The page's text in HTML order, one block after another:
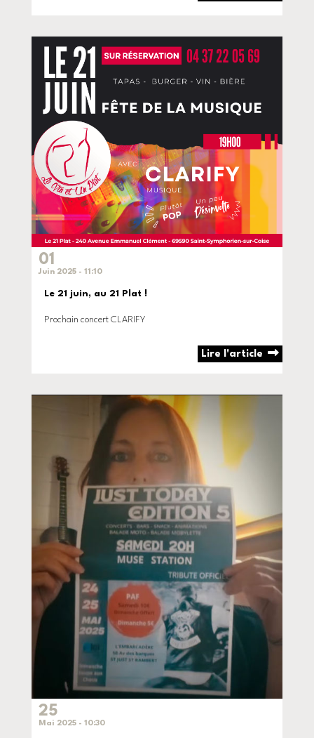
01
Juin 2025 - 11:10
Le 21 juin, au 21 Plat !
Prochain concert CLARIFY
Lire l'article
25
Mai 2025 - 10:30